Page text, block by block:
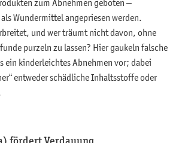
Wundermittel angepriesen werden.
und wer träumt nicht davon, ohne
purzeln zu lassen? Hier gaukeln falsche
ein kinderleichtes Abnehmen vor; dabei
entweder schädliche Inhaltsstoffe oder
fördert Verdauung